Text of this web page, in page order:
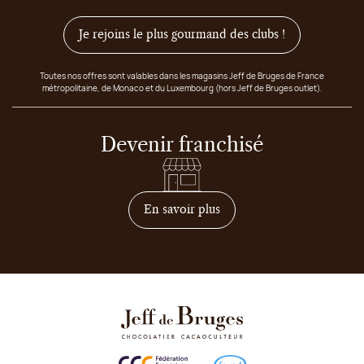
Je rejoins le plus gourmand des clubs !
Toutes nos offres sont valables dans les magasins Jeff de Bruges de France
métropolitaine, de Monaco et du Luxembourg (hors Jeff de Bruges outlet).
Devenir franchisé
En savoir plussur comment devenir